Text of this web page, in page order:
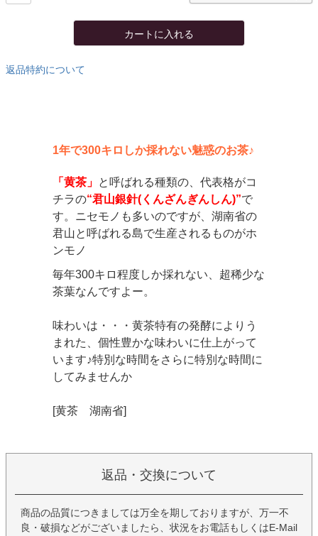
カートに入れる
返品特約について
1年で300キロしか採れない魅惑のお茶♪
「黄茶」 と呼ばれる種類の、代表格がコ
チラの“君山銀針(くんざんぎんしん)”で
す。ニセモノも多いのですが、湖南省の
君山と呼ばれる島で生産されるものがホ
ンモノ
毎年300キロ程度しか採れない、超稀少な
茶葉なんですよー。
味わいは・・・黄茶特有の発酵によりう
まれた、個性豊かな味わいに仕上がって
います♪特別な時間をさらに特別な時間に
してみませんか
[黄茶 湖南省]
返品・交換について
商品の品質につきましては万全を期しておりますが、万一不
良・破損などがございましたら、状況をお電話もしくはE-Mail